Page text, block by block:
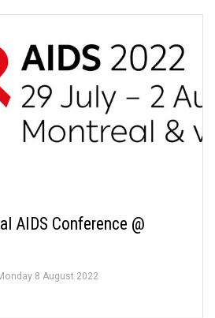
AIDS Conference @
8 August 2022